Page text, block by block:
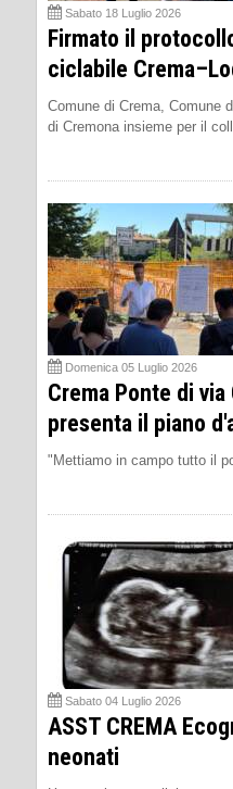
Sabato 18 Luglio 2026
Firmato il
ciclabile
Comune di Crema, Comune
di Cremona insieme per il
Domenica 05 Luglio 2026
Crema Ponte di
presenta il piano
"Mettiamo in campo tutto il
Sabato 04 Luglio 2026
ASST CREMA
neonati